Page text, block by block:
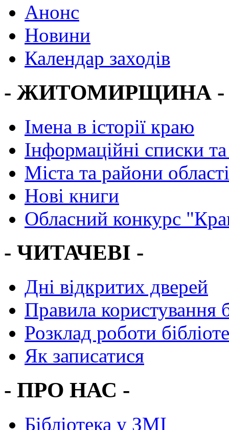
Анонс
Новини
Календар заходів
- ЖИТОМИРЩИНА -
Імена в історії краю
Інформаційні списки
Міста та райони області
Нові книги
Обласний конкурс
- ЧИТАЧЕВІ -
Дні відкритих дверей
Правила користування
Розклад роботи
Як записатися
- ПРО НАС -
Бібліотека у ЗМІ